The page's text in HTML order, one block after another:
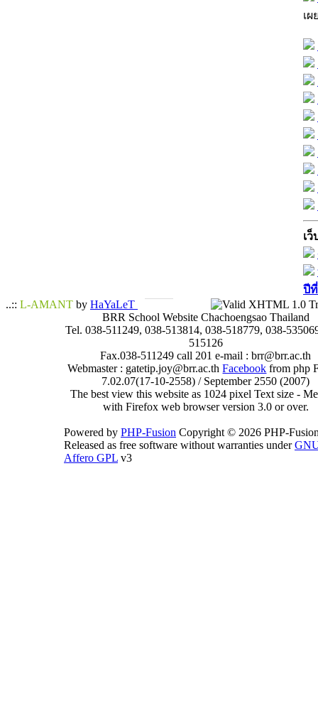
เ
เว็
ปี
..:: L-AMANT by HaYaLeT
BRR School Website Chachoengsao Thailand
Tel. 038-511249, 038-513814, 038-518779, 038-
515126
Fax.038-511249 call 201 e-mail : brr@brr.ac.th
Webmaster : gatetip.joy@brr.ac.thFacebook from php
7.02.07(17-10-2558) / September 2550 (2007)
The best view this website as 1024 pixel Text size -
with Firefox web browser version 3.0 or over.
Powered by PHP-Fusion Copyright © 2026 PHP-
Released as free software without warranties under
Affero GPL v3